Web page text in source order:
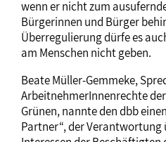
wenn er nicht zum
Bürgerinnen und Bürger
Überregulierung dürfe es
am Menschen nicht geben.
Beate Müller-Gemmeke,
ArbeitnehmerInnenrechte
Grünen, nannte den dbb
Partner“, der Verantwortung